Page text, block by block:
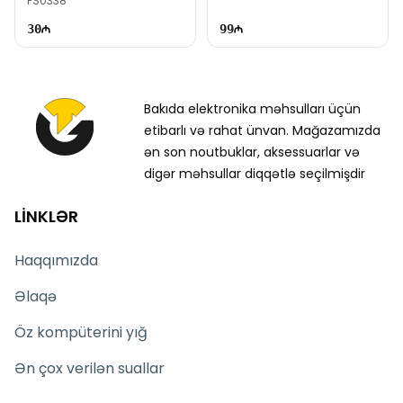
30 99
Bakıda elektronika məhsulları üçün
etibarlı və rahat ünvan. Mağazamızda
ən son noutbuklar, aksessuarlar və
digər məhsullar diqqətlə seçilmişdir
LİNKLƏR
Haqqımızda
Əlaqə
Öz kompüterini yığ
Ən çox verilən suallar